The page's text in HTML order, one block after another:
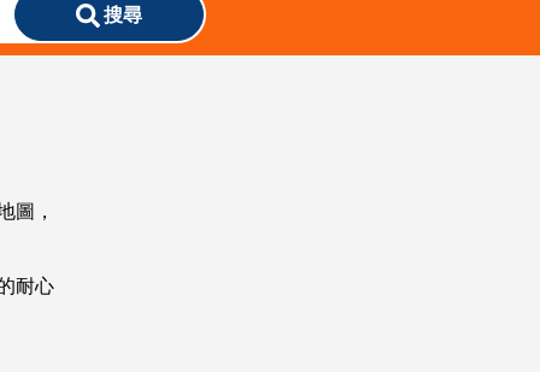
搜尋
圖，
耐心